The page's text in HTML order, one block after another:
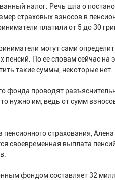
налог. Речь шла о
страховых взносов в
платили от 5 до 30
могут сами
По ее словам сейчас на
такие суммы, некоторые нет.
фонда проводят
нужно им, ведь от сумм
страхования,
своевременная выплата
фондом составляет 32